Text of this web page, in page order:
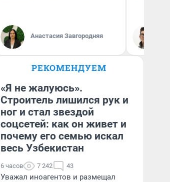
Анастасия Завгородняя
РЕКОМЕНДУЕМ
«Я не жалуюсь».
Строитель лишился рук и
ног и стал звездой
соцсетей: как он живет и
почему его семью искал
весь Узбекистан
6 часов 7 242 43
Уважал иноагентов и размещал